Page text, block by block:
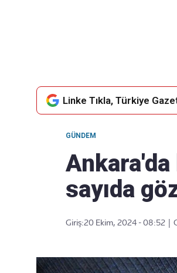
Linke Tıkla, Türkiye
GÜNDEM
Ankara'da
sayıda
Giriş:20 Ekim, 2024 - 08:52